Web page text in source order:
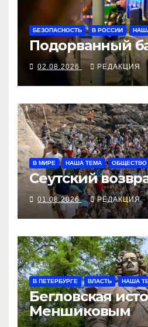
БЕЗОПАСНОСТЬ В РОССИИ
Подорванный
02.08.2026 РЕДАКЦИЯ
В МИРЕ НАША ТЕМА ОБЩЕСТВО
Сеутский
01.08.2026 РЕДАКЦИЯ
В ПЕТЕРБУРГЕ ВЛАСТЬ НАША
Бегловская
Меншиковым